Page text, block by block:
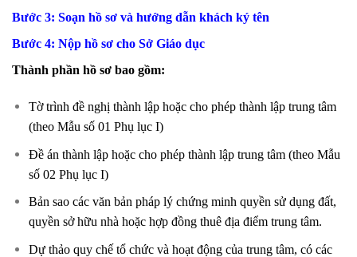
Bước 3: Soạn hồ sơ và hướng dẫn khách ký tên
Bước 4: Nộp hồ sơ cho Sở Giáo dục
Thành phần hồ sơ bao gồm:
Tờ trình đề nghị thành lập hoặc cho phép thành lập trung tâm
(theo Mẫu số 01 Phụ lục I)
Đề án thành lập hoặc cho phép thành lập trung tâm (theo Mẫu
số 02 Phụ lục I)
Bản sao các văn bản pháp lý chứng minh quyền sử dụng đất,
quyền sở hữu nhà hoặc hợp đồng thuê địa điểm trung tâm.
Dự thảo quy chế tổ chức và hoạt động của trung tâm, có các